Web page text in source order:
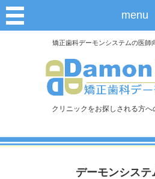
矯正歯科デーモンシステムの医師
クリニックをお探しされる方へ
デーモンシステ
menu